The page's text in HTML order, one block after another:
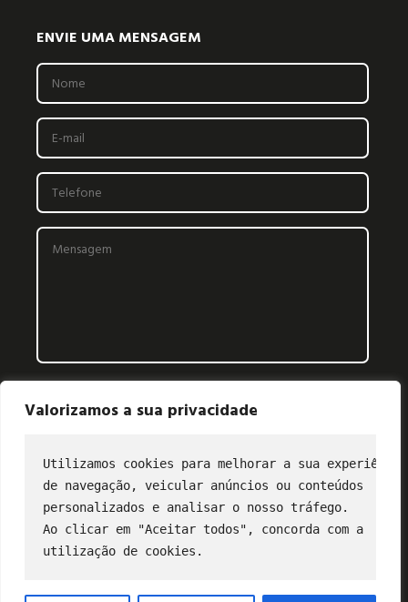
Valorizamos a sua privacidade
Utilizamos cookies para melhorar a sua experiência
de navegação, veicular anúncios ou conteúdos
personalizados e analisar o nosso tráfego.
Ao clicar em "Aceitar todos", concorda com a
utilização de cookies.
ENVIE UMA MENSAGEM
CONTATO
(11) 2849-3202
profibus@profibus.org.br